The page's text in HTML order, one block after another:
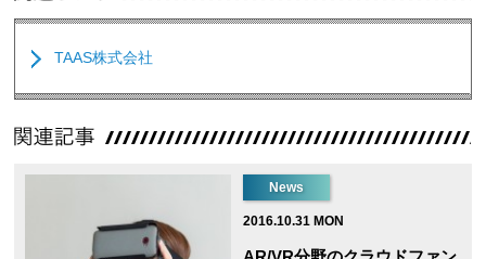
TAAS株式会社
News
2016.10.31 MON